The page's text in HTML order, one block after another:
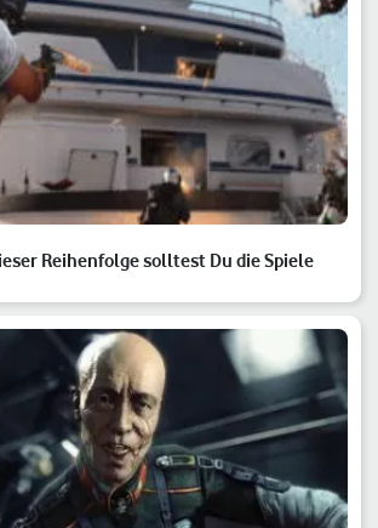
Reihenfolge solltest Du die Spiele